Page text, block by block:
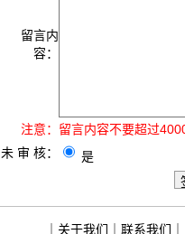
留言内
容：
注意： 留言内容不要超过
未 审 核：
是
关于我们 联系我们